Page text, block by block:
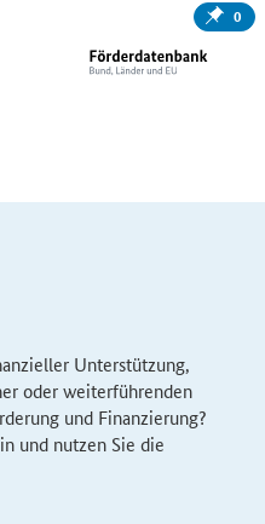
0
Unterstützung,
oder weiterführenden
und Finanzierung?
und nutzen Sie die